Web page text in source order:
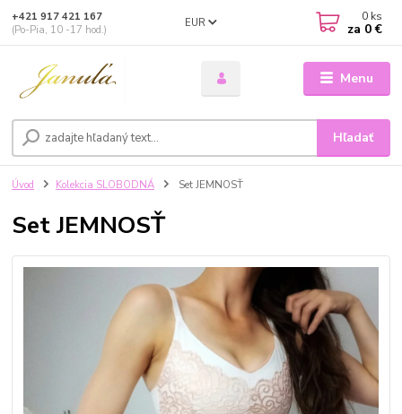
Menu
EUR
Hľadať
+421 917 421 167
(Po-Pia, 10 -17 hod.)
0 ks
za 0 €
Úvod Kolekcia SLOBODNÁ Set JEMNOSŤ
Set JEMNOSŤ